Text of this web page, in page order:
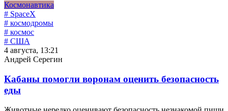
Космонавтика
# SpaceX
# космодромы
# космос
# США
4 августа, 13:21
Андрей Серегин
Кабаны помогли воронам оценить безопасность
еды